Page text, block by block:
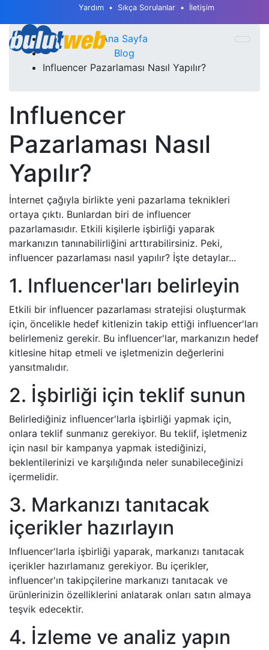
Yardım Sıkça Sorulanlar İletişim
Ana Sayfa
Blog
Influencer Pazarlaması Nasıl Yapılır?
Influencer
Pazarlaması Nasıl
Yapılır?
İnternet çağıyla birlikte yeni pazarlama teknikleri
ortaya çıktı. Bunlardan biri de influencer
pazarlamasıdır. Etkili kişilerle işbirliği yaparak
markanızın tanınabilirliğini arttırabilirsiniz. Peki,
influencer pazarlaması nasıl yapılır? İşte detaylar...
1. Influencer'ları belirleyin
Etkili bir influencer pazarlaması stratejisi oluşturmak
için, öncelikle hedef kitlenizin takip ettiği influencer'ları
belirlemeniz gerekir. Bu influencer'lar, markanızın hedef
kitlesine hitap etmeli ve işletmenizin değerlerini
yansıtmalıdır.
2. İşbirliği için teklif sunun
Belirlediğiniz influencer'larla işbirliği yapmak için,
onlara teklif sunmanız gerekiyor. Bu teklif, işletmeniz
için nasıl bir kampanya yapmak istediğinizi,
beklentilerinizi ve karşılığında neler sunabileceğinizi
içermelidir.
3. Markanızı tanıtacak
içerikler hazırlayın
Influencer'larla işbirliği yaparak, markanızı tanıtacak
içerikler hazırlamanız gerekiyor. Bu içerikler,
influencer'ın takipçilerine markanızı tanıtacak ve
ürünlerinizin özelliklerini anlatarak onları satın almaya
teşvik edecektir.
4. İzleme ve analiz yapın